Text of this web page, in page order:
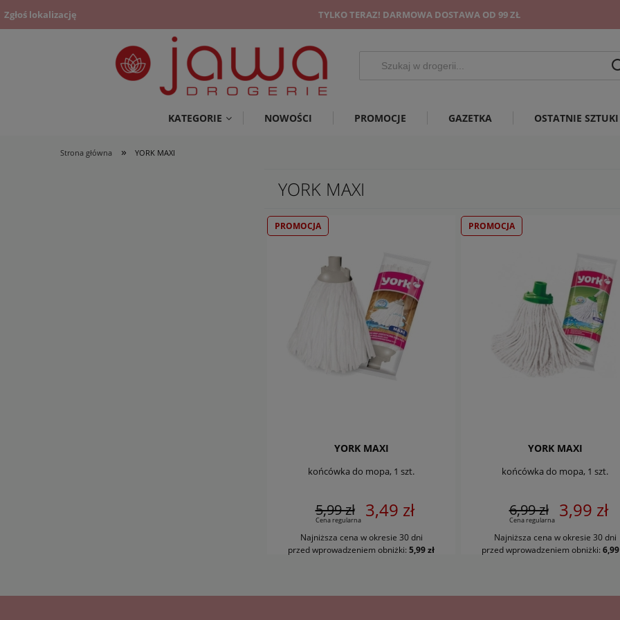
Zgłoś lokalizację TYLKO TERAZ! DARMOWA DOSTAWA OD 99 ZŁ
KATEGORIE NOWOŚCI PROMOCJE GAZETKA OSTATNIE SZTUKI
Strona główna » YORK MAXI
YORK MAXI
YORK MAXI
końcówka do mopa, 1 szt.
5,99 zł
Cena regularna 3,49 zł
Najniższa cena w okresie 30 dni
przed wprowadzeniem obniżki: 5,99 zł
DO KOSZYKA
PROMOCJA
YORK MAXI
końcówka do mopa, 1 szt.
6,99 zł
Cena regularna 3,99 zł
Najniższa cena w okresie 30 dni
przed wprowadzeniem obniżki: 6,99
DO KOSZYKA
PROMOCJA